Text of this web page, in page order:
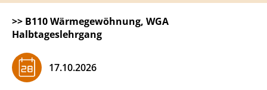
>> B110 Wärmegewöhnung, WGA
Halbtageslehrgang
​17.10.2026